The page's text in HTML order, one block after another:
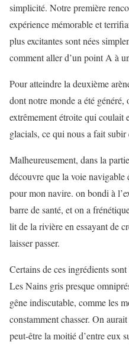
simplicité. Notre première
expérience mémorable et
plus excitantes sont nées
comment aller d’un point A à
Pour atteindre la deuxième
dont notre monde a été
extrêmement étroite qui coulait
glacials, ce qui nous a fait subir
Malheureusement, dans la
découvre que la voie
pour mon navire. on bondi à
barre de santé, et on a
lit de la rivière en essayant de
laisser passer.
Certains de ces ingrédients
Les Nains gris presque
gêne indiscutable, comme les
constamment chasser. On
peut-être la moitié d’entre eux